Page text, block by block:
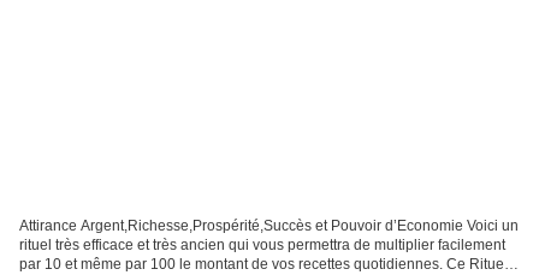
Attirance Argent,Richesse,Prospérité,Succès et Pouvoir d’Economie Voici un
rituel très efficace et très ancien qui vous permettra de multiplier facilement
par 10 et même par 100 le montant de vos recettes quotidiennes. Ce Rituel